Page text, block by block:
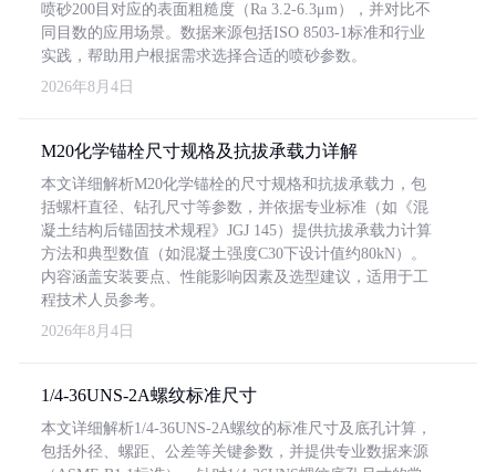
喷砂200目对应的表面粗糙度（Ra 3.2-6.3μm），并对比不
同目数的应用场景。数据来源包括ISO 8503-1标准和行业
实践，帮助用户根据需求选择合适的喷砂参数。
2026年8月4日
M20化学锚栓尺寸规格及抗拔承载力详解
本文详细解析M20化学锚栓的尺寸规格和抗拔承载力，包
括螺杆直径、钻孔尺寸等参数，并依据专业标准（如《混
凝土结构后锚固技术规程》JGJ 145）提供抗拔承载力计算
方法和典型数值（如混凝土强度C30下设计值约80kN）。
内容涵盖安装要点、性能影响因素及选型建议，适用于工
程技术人员参考。
2026年8月4日
1/4-36UNS-2A螺纹标准尺寸
本文详细解析1/4-36UNS-2A螺纹的标准尺寸及底孔计算，
包括外径、螺距、公差等关键参数，并提供专业数据来源